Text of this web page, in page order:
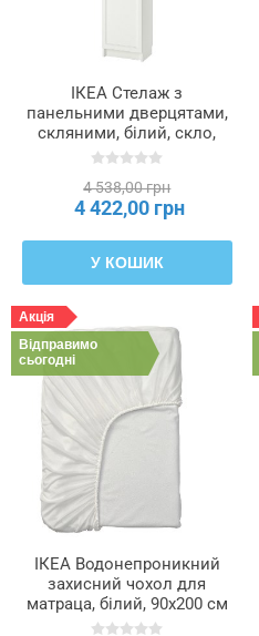
ІКЕА Стелаж з
панельними дверцятами,
скляними, білий, скло,
40x30x202 см BILLY БІЛЛІ /
392.874.21
4 538,00 грн
4 422,00 грн
У КОШИК
Акція
Відправимо
сьогодні
ІКЕА Водонепроникний
захисний чохол для
матраца, білий, 90x200 см
GRUSNARV ГРУСНАРВ,